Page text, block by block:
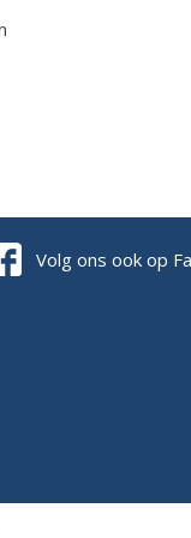
Volg ons ook op